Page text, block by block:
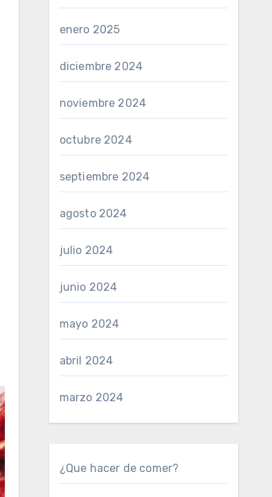
enero 2025
diciembre 2024
noviembre 2024
octubre 2024
septiembre 2024
agosto 2024
julio 2024
junio 2024
mayo 2024
abril 2024
marzo 2024
¿Que hacer de comer?